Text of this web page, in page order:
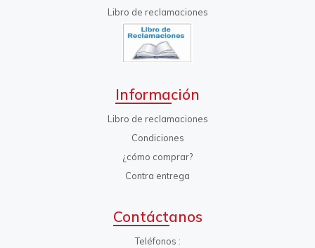
Libro de reclamaciones
Información
Libro de reclamaciones
Condiciones
¿cómo comprar?
Contra entrega
Contáctanos
Teléfonos